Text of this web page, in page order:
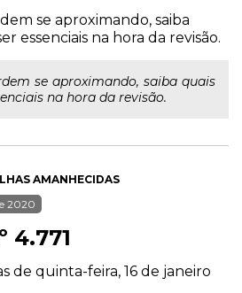
se aproximando, saiba
essenciais na hora da revisão.
se aproximando, saiba quais
na hora da revisão.
AMANHECIDAS
2020
4.771
de quinta-feira, 16 de janeiro